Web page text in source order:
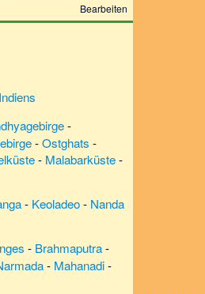
Bearbeiten
-
-Ostghats -
- Malabarküste-
- Keoladeo- Nanda
- Brahmaputra-
- Mahanadi-